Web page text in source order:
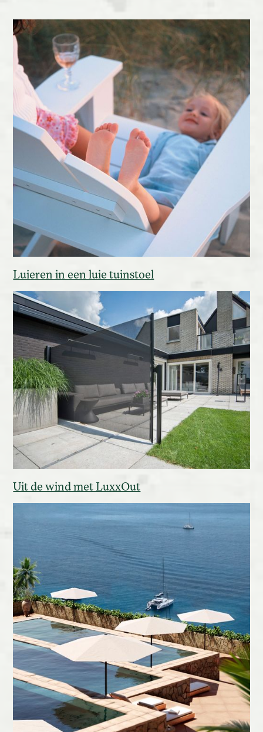
Luieren in een luie tuinstoel
Uit de wind met LuxxOut